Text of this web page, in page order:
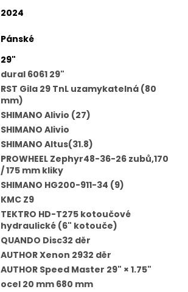
2024
Pánské
29"
dural 6061 29"
RST Gila 29 TnL uzamykatelná (80
mm)
SHIMANO Alivio (27)
SHIMANO Alivio
SHIMANO Altus(31.8)
PROWHEEL Zephyr48-36-26 zubů,170
/ 175 mm kliky
SHIMANO HG200-911-34 (9)
KMC Z9
TEKTRO HD-T275 kotoučové
hydraulické (6" kotouče)
QUANDO Disc32 děr
AUTHOR Xenon 2932 děr
AUTHOR Speed Master 29" × 1.75"
ocel 20 mm 680 mm